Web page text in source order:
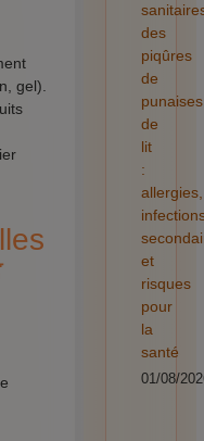
gel).
des
piqûres
de
punaises
de
lit
:
allergies,
et
risques
pour
la
santé
01/08/